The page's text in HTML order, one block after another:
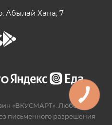
Абылай Хана, 7
«ВКУСМАРТ». Любое
письменного разрешения